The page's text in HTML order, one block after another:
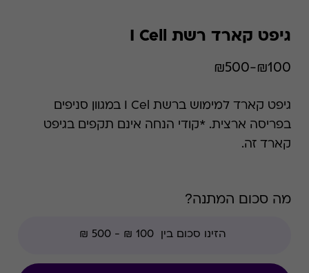
גיפט קארד רשת I Cell
₪100-₪500
גיפט קארד למימוש ברשת I Cel במגוון סניפים
בפריסה ארצית. *קודי הנחה אינם תקפים בגיפט
קארד זה.
מה סכום המתנה?